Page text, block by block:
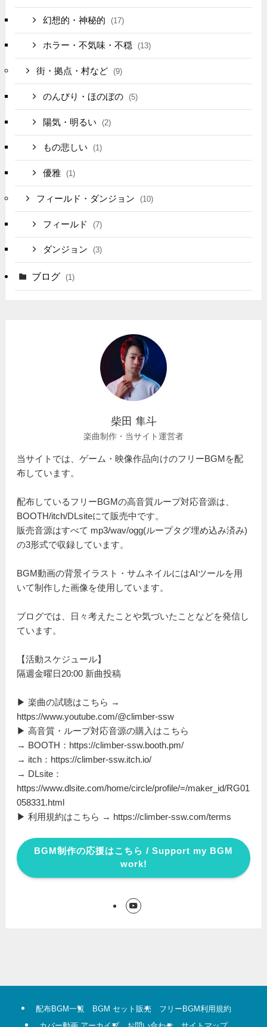
幻想的・神秘的 (17)
ホラー・不気味・不穏 (13)
街・拠点・村など (9)
のんびり・ほのぼの (5)
陽気・明るい (2)
もの悲しい (1)
優雅 (1)
フィールド・ダンジョン (10)
フィールド (7)
ダンジョン (3)
ブログ (1)
柴田 隼斗
楽曲制作・当サイト運営者
当サイトでは、ゲーム・映像作品向けのフリーBGMを配
布しています。
配布しているフリーBGMの高音質ループ対応音源は、
BOOTH/itch/DLsiteにて販売中です。
販売音源はすべて mp3/wav/ogg(ループタグ埋め込み済み)
の3形式で収録しています。
BGM動画の背景イラスト・サムネイルにはAIツールを用
いて制作した画像を使用しています。
ブログでは、日々考えたことや気づいたことなどを発信し
ています。
【活動スケジュール】
隔週金曜日20:00 新曲投稿
▶ 楽曲の試聴はこちら →
https://www.youtube.com/@climber-ssw
▶ 高音質・ループ対応音源の購入はこちら
→ BOOTH：https://climber-ssw.booth.pm/
→ itch：https://climber-ssw.itch.io/
→ DLsite：
https://www.dlsite.com/home/circle/profile/=/maker_id/RG01
058331.html
▶ 利用規約はこちら → https://climber-ssw.com/terms
BGM制作の応援はこちら / Support my BGM
work!
配布BGM一覧 BGM セット販売
フリーBGM利用規約